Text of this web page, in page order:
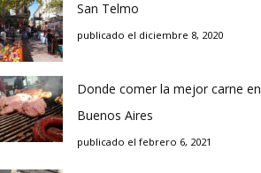
San Telmo
publicado el diciembre 8, 2020
Donde comer la mejor carne en
Buenos Aires
publicado el febrero 6, 2021